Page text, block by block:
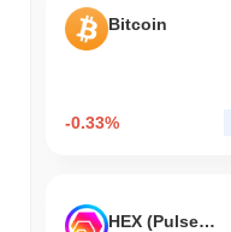
Bitcoin
-0.33%
HEX (Pulsechain)